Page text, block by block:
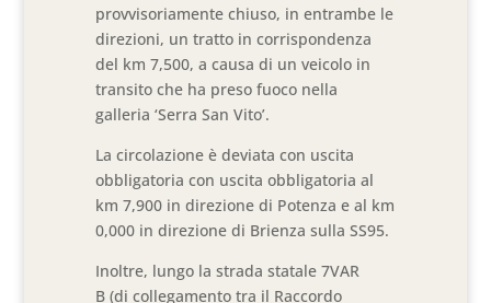
provvisoriamente chiuso, in entrambe le
direzioni, un tratto in corrispondenza
del km 7,500, a causa di un veicolo in
transito che ha preso fuoco nella
galleria ‘Serra San Vito’.
La circolazione è deviata con uscita
obbligatoria con uscita obbligatoria al
km 7,900 in direzione di Potenza e al km
0,000 in direzione di Brienza sulla SS95.
Inoltre, lungo la strada statale 7VAR
B (di collegamento tra il Raccordo